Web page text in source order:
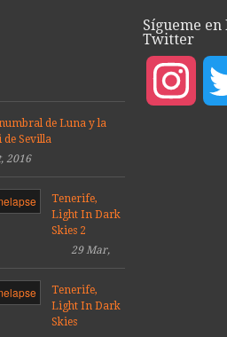
Centenario,
Sevilla
2016
Dic,
de Luna y la
de Sevilla
2016
Tenerife,
Light In Dark
Skies 2
29 Mar,
2014
Tenerife,
Light In Dark
Skies
Sígueme
Twitter